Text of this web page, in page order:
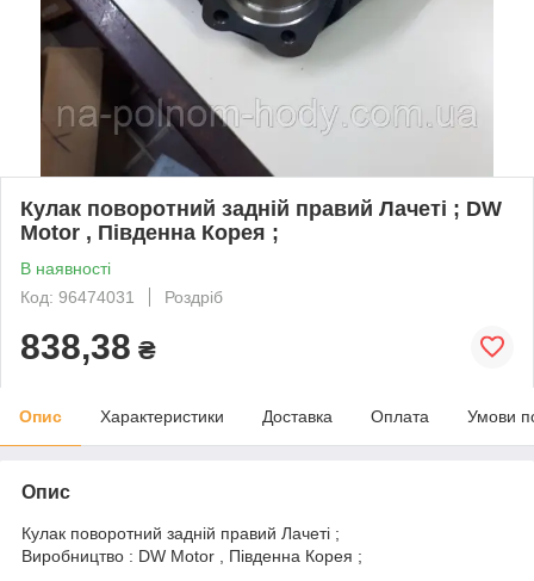
Кулак поворотний задній правий Лачеті ; DW
Motor , Південна Корея ;
В наявності
Код: 96474031
Роздріб
838,38 ₴
Опис Характеристики Доставка Оплата Умови
Опис
Кулак поворотний задній правий Лачеті ;
Виробництво : DW Motor , Південна Корея ;